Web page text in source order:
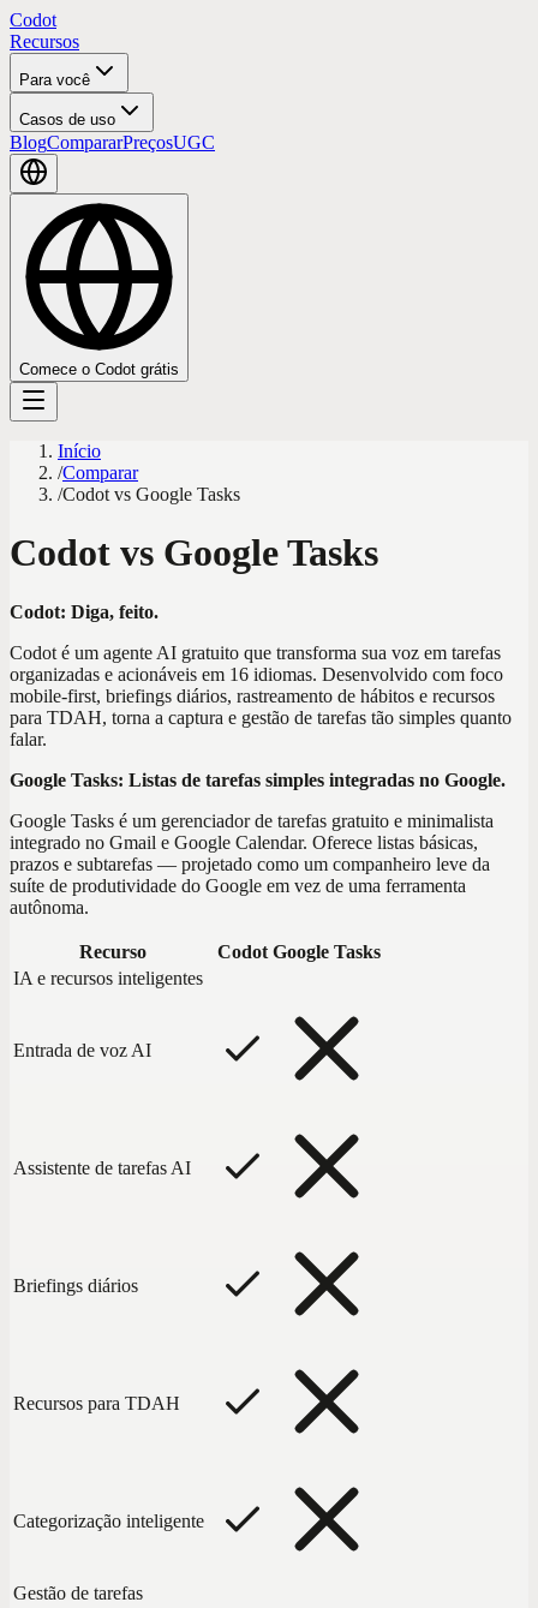
Codot
Recursos
Para você
Casos de uso
BlogCompararPreçosUGC
Comece o Codot grátis
Início
/Comparar
/Codot vs Google Tasks
Codot vs Google Tasks
Codot: Diga, feito.
Codot é um agente AI gratuito que transforma sua voz em tarefas
organizadas e acionáveis em 16 idiomas. Desenvolvido com foco
mobile-first, briefings diários, rastreamento de hábitos e recursos
para TDAH, torna a captura e gestão de tarefas tão simples quanto
falar.
Google Tasks: Listas de tarefas simples integradas no Google.
Google Tasks é um gerenciador de tarefas gratuito e minimalista
integrado no Gmail e Google Calendar. Oferece listas básicas,
prazos e subtarefas — projetado como um companheiro leve da
suíte de produtividade do Google em vez de uma ferramenta
autônoma.
Recurso Codot Google Tasks
IA e recursos inteligentes
Entrada de voz AI
Assistente de tarefas AI
Briefings diários
Recursos para TDAH
Categorização inteligente
Gestão de tarefas